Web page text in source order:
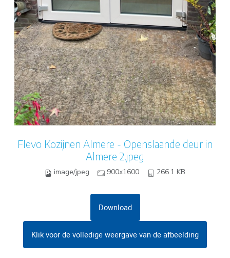
Flevo Kozijnen Almere - Openslaande deur in
Almere 2.jpeg
image/jpeg 900x1600 266.1 KB
Download
Klik voor de volledige weergave van de afbeelding